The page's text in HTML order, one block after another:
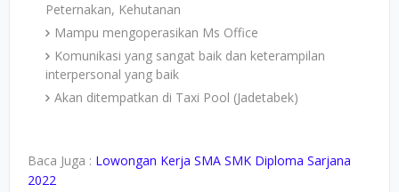
Peternakan, Kehutanan
Mampu mengoperasikan Ms Office
Komunikasi yang sangat baik dan keterampilan
interpersonal yang baik
Akan ditempatkan di Taxi Pool (Jadetabek)
Baca Juga : Lowongan Kerja SMA SMK Diploma Sarjana
2022